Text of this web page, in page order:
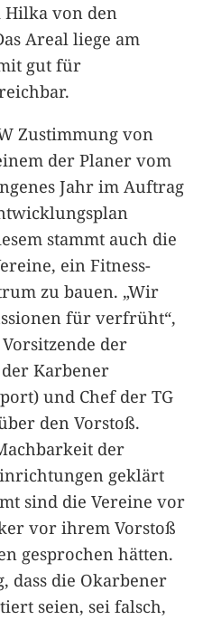
Hilka von den
Areal liege am
gut für
Zustimmung von
der Planer vom
Jahr im Auftrag
stammt auch die
ein Fitness-
zu bauen. „Wir
für verfrüht“,
der
Karbener
und Chef der TG
den Vorstoß.
der
geklärt
sind die Vereine vor
vor ihrem Vorstoß
gesprochen hätten.
dass die Okarbener
seien, sei falsch,